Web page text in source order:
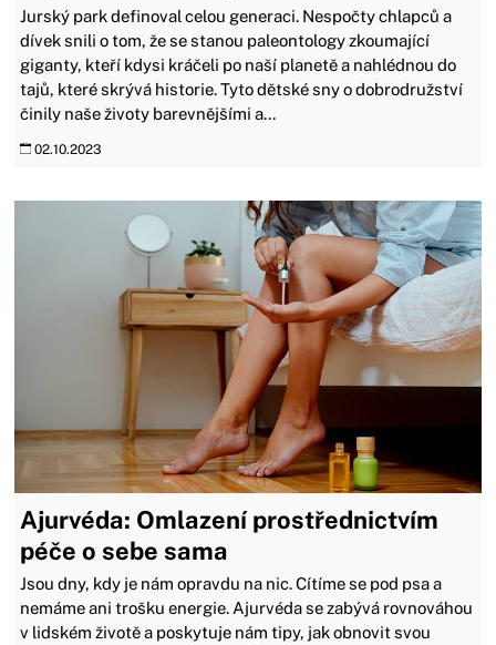
Jurský park definoval celou generaci. Nespočty chlapců a
dívek snili o tom, že se stanou paleontology zkoumající
giganty, kteří kdysi kráčeli po naší planetě a nahlédnou do
tajů, které skrývá historie. Tyto dětské sny o dobrodružství
činily naše životy barevnějšími a...
02.10.2023
Ajurvéda: Omlazení prostřednictvím
péče o sebe sama
Jsou dny, kdy je nám opravdu na nic. Cítíme se pod psa a
nemáme ani trošku energie. Ajurvéda se zabývá rovnováhou
v lidském životě a poskytuje nám tipy, jak obnovit svou